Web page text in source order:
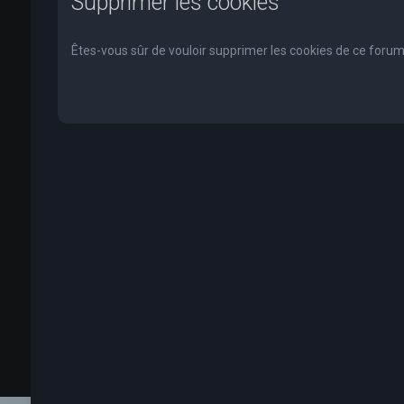
Êtes-vous sûr de vouloir supprimer les cookies de ce